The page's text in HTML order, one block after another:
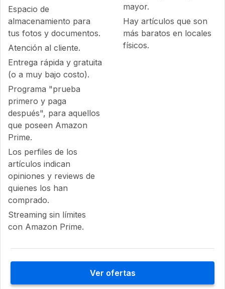
Espacio de
almacenamiento para
tus fotos y documentos.
Atención al cliente.
Entrega rápida y gratuita
(o a muy bajo costo).
Programa "prueba
primero y paga
después", para aquellos
que poseen Amazon
Prime.
Los perfiles de los
artículos indican
opiniones y reviews de
quienes los han
comprado.
Streaming sin límites
con Amazon Prime.
mayor.
Hay artículos que son
más baratos en locales
físicos.
Ver ofertas